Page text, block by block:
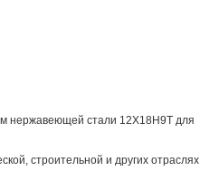
нержавеющей стали 12Х18Н9Т для
строительной и других отраслях